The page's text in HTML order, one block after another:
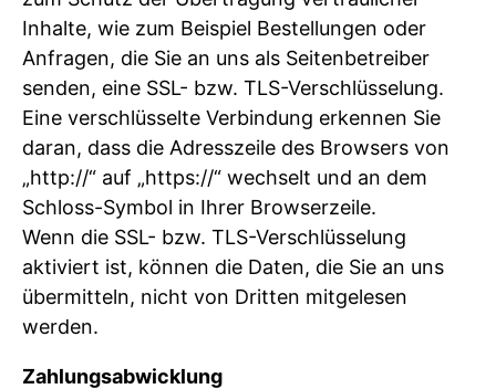
Inhalte, wie zum Beispiel Bestellungen oder
Anfragen, die Sie an uns als Seitenbetreiber
senden, eine SSL- bzw. TLS-Verschlüsselung.
Eine verschlüsselte Verbindung erkennen Sie
daran, dass die Adresszeile des Browsers von
„http://“ auf „https://“ wechselt und an dem
Schloss-Symbol in Ihrer Browserzeile.
Wenn die SSL- bzw. TLS-Verschlüsselung
aktiviert ist, können die Daten, die Sie an uns
übermitteln, nicht von Dritten mitgelesen
werden.
Zahlungsabwicklung